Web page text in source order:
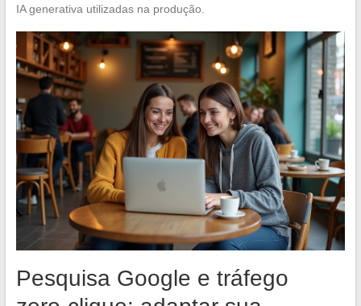
IA generativa utilizadas na produção.
Pesquisa Google e tráfego